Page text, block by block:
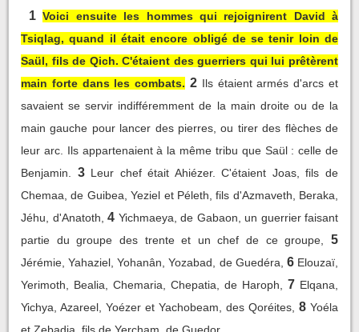
1 Voici ensuite les hommes qui rejoignirent David à
Tsiqlag, quand il était encore obligé de se tenir loin de
Saül, fils de Qich. C'étaient des guerriers qui lui prêtèrent
main forte dans les combats. 2 Ils étaient armés d'arcs et
savaient se servir indifféremment de la main droite ou de la
main gauche pour lancer des pierres, ou tirer des flèches de
leur arc. Ils appartenaient à la même tribu que Saül : celle de
Benjamin.
3 Leur chef était Ahiézer. C'étaient Joas, fils de
Chemaa, de Guibea, Yeziel et Péleth, fils d'Azmaveth, Beraka,
Jéhu, d'Anatoth, 4 Yichmaeya, de Gabaon, un guerrier faisant
partie du groupe des trente et un chef de ce groupe,
5
Jérémie, Yahaziel, Yohanân, Yozabad, de Guedéra, 6 Elouzaï,
Yerimoth, Bealia, Chemaria, Chepatia, de Haroph,
7 Elqana,
Yichya, Azareel, Yoézer et Yachobeam, des Qoréites, 8 Yoéla